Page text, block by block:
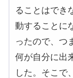
ることはでき
動することに
ったので、つ
何が自分に出
した。そこで